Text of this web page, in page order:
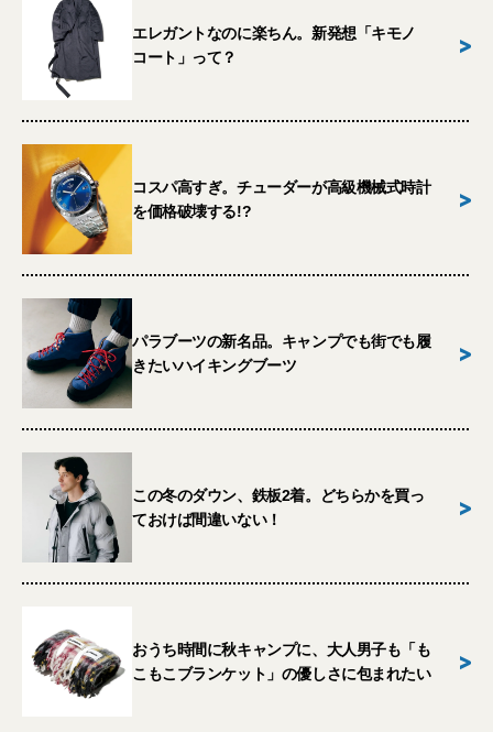
エレガントなのに楽ちん。新発想「キモノ
コート」って？
>
コスパ高すぎ。チューダーが高級機械式時計
を価格破壊する!?
>
パラブーツの新名品。キャンプでも街でも履
きたいハイキングブーツ
>
この冬のダウン、鉄板2着。どちらかを買っ
ておけば間違いない！
>
おうち時間に秋キャンプに、大人男子も「も
こもこブランケット」の優しさに包まれたい
>